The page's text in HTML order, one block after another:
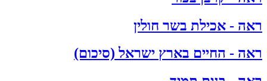
ראה - אכילת בשר חולין
ראה - החיים בארץ ישראל (סיכום)